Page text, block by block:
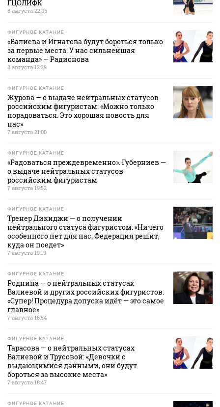
ГЦОЛИФК
8 августа 22:06
ФИГУРНОЕ КАТАНИЕ
«Валиева и Игнатова будут бороться только
за первые места. У нас сильнейшая
команда» — Радионова
8 августа 12:29
ФИГУРНОЕ КАТАНИЕ
Журова — о выдаче нейтральных статусов
российским фигуристам: «Можно только
порадоваться. Это хорошая новость для
нас»
7 августа 21:00
ФИГУРНОЕ КАТАНИЕ
«Радоваться преждевременно». Губерниев —
о выдаче нейтральных статусов
российским фигуристам
7 августа 19:52
ФИГУРНОЕ КАТАНИЕ
Тренер Дикиджи — о получении
нейтрального статуса фигуристом: «Ничего
особенного нет для нас. Федерация решит,
куда он поедет»
7 августа 19:19
ФИГУРНОЕ КАТАНИЕ
Роднина — о нейтральных статусах
Валиевой и других российских фигуристов:
«Супер! Процедура допуска идёт — это самое
главное»
7 августа 18:54
ФИГУРНОЕ КАТАНИЕ
Тарасова — о нейтральных статусах
Валиевой и Трусовой: «Девочки с
выдающимися данными, они будут
бороться за высокие места»
7 августа 18:47
ФИГУРНОЕ КАТАНИЕ